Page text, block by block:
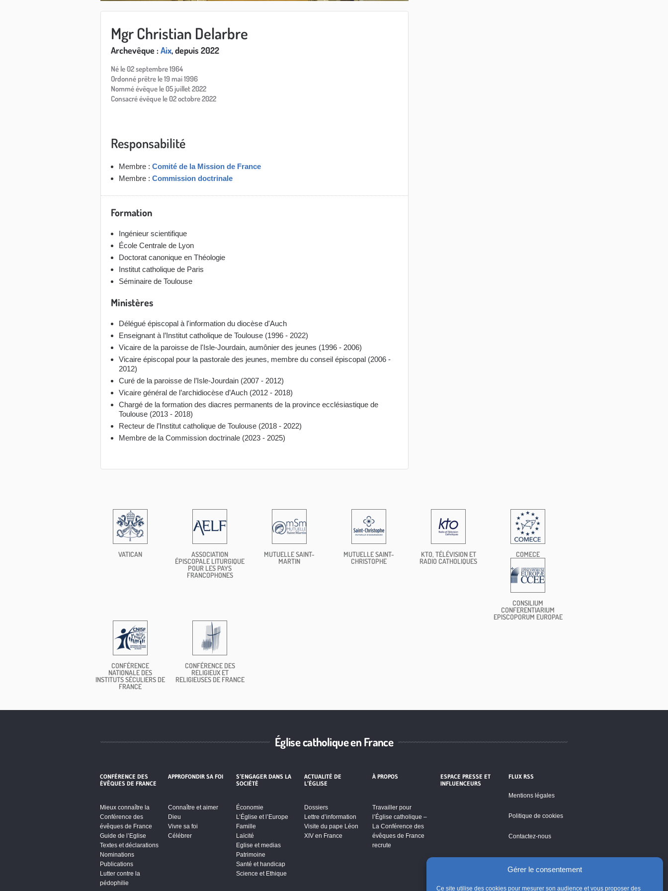
Gérer le consentement
Ce site utilise des cookies pour mesurer son audience et vous proposer des
Mgr Christian Delarbre
Archevêque :Aix, depuis 2022
Né le 02 septembre 1964
Ordonné prêtre le 19 mai 1996
Nommé évêque le 05 juillet 2022
Consacré évêque le 02 octobre 2022
Responsabilité
Membre : Comité de la Mission de France
Membre : Commission doctrinale
Formation
Ingénieur scientifique
École Centrale de Lyon
Doctorat canonique en Théologie
Institut catholique de Paris
Séminaire de Toulouse
Ministères
Délégué épiscopal à l'information du diocèse d'Auch
Enseignant à l’Institut catholique de Toulouse (1996 - 2022)
Vicaire de la paroisse de l'Isle-Jourdain, aumônier des jeunes (1996 - 2006)
Vicaire épiscopal pour la pastorale des jeunes, membre du conseil épiscopal (2006 -
2012)
Curé de la paroisse de l’Isle-Jourdain (2007 - 2012)
Vicaire général de l’archidiocèse d’Auch (2012 - 2018)
Chargé de la formation des diacres permanents de la province ecclésiastique de
Toulouse (2013 - 2018)
Recteur de l’Institut catholique de Toulouse (2018 - 2022)
Membre de la Commission doctrinale (2023 - 2025)
VATICAN
ASSOCIATION
ÉPISCOPALE LITURGIQUE
POUR LES PAYS
FRANCOPHONES
MUTUELLE SAINT-
MARTIN
MUTUELLE SAINT-
CHRISTOPHE
KTO, TÉLÉVISION ET
RADIO CATHOLIQUES
COMECE
CONSILIUM
CONFERENTIARIUM
EPISCOPORUM EUROPAE
CONFÉRENCE
NATIONALE DES
INSTITUTS SÉCULIERS DE
FRANCE
CONFÉRENCE DES
RELIGIEUX ET
RELIGIEUSES DE FRANCE
Église catholique en France
CONFÉRENCE DES
ÉVÊQUES DE FRANCE
Mieux connaître la
Conférence des
évêques de France
Guide de l’Eglise
Textes et déclarations
Nominations
Publications
Lutter contre la
pédophilie
APPROFONDIR SA FOI
Connaître et aimer
Dieu
Vivre sa foi
Célébrer
S’ENGAGER DANS LA
SOCIÉTÉ
Économie
L’Église et l’Europe
Famille
Laïcité
Eglise et medias
Patrimoine
Santé et handicap
Science et Ethique
ACTUALITÉ DE
L’ÉGLISE
Dossiers
Lettre d’information
Visite du pape Léon
XIV en France
À PROPOS
Travailler pour
l’Église catholique –
La Conférence des
évêques de France
recrute
ESPACE PRESSE ET
INFLUENCEURS
FLUX RSS
Mentions légales
Politique de cookies
Contactez-nous